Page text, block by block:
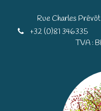
Rue Charles
+32 (0)81 346335
TVA :